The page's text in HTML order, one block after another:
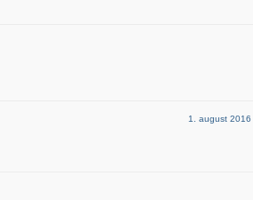
1. august 2016